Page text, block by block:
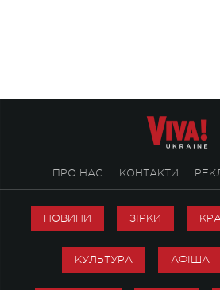
ПРО НАС КОНТАКТИ
НОВИНИ ЗІРКИ
КУЛЬТУРА АФІША